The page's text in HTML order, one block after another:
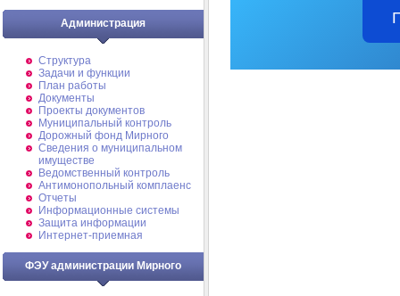
Администрация
Структура
Задачи и функции
План работы
Документы
Проекты документов
Муниципальный контроль
Дорожный фонд Мирного
Cведения о муниципальном
имуществе
Ведомственный контроль
Антимонопольный комплаенс
Отчеты
Информационные системы
Защита информации
Интернет-приемная
ФЭУ администрации Мирного